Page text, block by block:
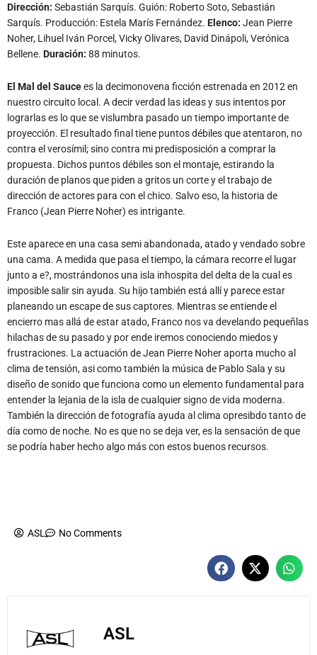
Dirección: Sebastián Sarquís. Guión: Roberto Soto, Sebastián
Sarquís. Producción: Estela Marís Fernández. Elenco: Jean Pierre
Noher, Lihuel Iván Porcel, Vicky Olivares, David Dinápoli, Verónica
Bellene. Duración: 88 minutos.
El Mal del Saucees la decimonovena ficción estrenada en 2012 en
nuestro circuito local. A decir verdad las ideas y sus intentos por
lograrlas es lo que se vislumbra pasado un tiempo importante de
proyección. El resultado final tiene puntos débiles que atentaron, no
contra el verosímil; sino contra mi predisposición a comprar la
propuesta. Dichos puntos débiles son el montaje, estirando la
duración de planos que piden a gritos un corte y el trabajo de
dirección de actores para con el chico. Salvo eso, la historia de
Franco (Jean Pierre Noher) es intrigante.
Este aparece en una casa semi abandonada, atado y vendado sobre
una cama. A medida que pasa el tiempo, la cámara recorre el lugar
junto a e?, mostrándonos una isla inhospita del delta de la cual es
imposible salir sin ayuda. Su hijo también está allí y parece estar
planeando un escape de sus captores. Mientras se entiende el
encierro mas allá de estar atado, Franco nos va develando pequeñlas
hilachas de su pasado y por ende iremos conociendo miedos y
frustraciones. La actuación de Jean Pierre Noher aporta mucho al
clima de tensión, asi como también la música de Pablo Sala y su
diseño de sonido que funciona como un elemento fundamental para
entender la lejania de la isla de cualquier signo de vida moderna.
También la dirección de fotografía ayuda al clima opresibdo tanto de
día como de noche. No es que no se deja ver, es la sensación de que
se podría haber hecho algo más con estos buenos recursos.
ASL No Comments
ASL